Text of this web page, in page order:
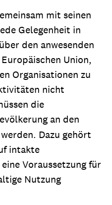
mit seinen
Gelegenheit in
den anwesenden
Union,
Organisationen zu
nicht
die
an den
Dazu gehört
intakte
Voraussetzung für
Nutzung